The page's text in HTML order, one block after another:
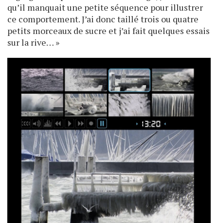
qu’il manquait une petite séquence pour illustrer
ce comportement. J’ai donc taillé trois ou quatre
petits morceaux de sucre et j’ai fait quelques essais
sur la rive… »